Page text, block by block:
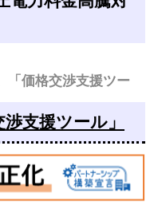
「価格交渉支援ツー
渉支援ツール」